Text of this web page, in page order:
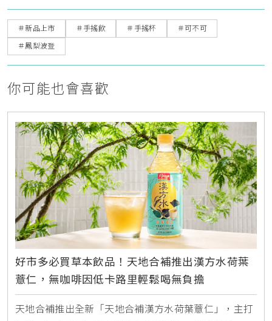
＃新品上市 ＃手搖飲 ＃手搖杯
＃可不可
＃鳳梨波登
你可能也會喜歡
好市多必買草本飲品！天地合補推出漢方水荷葉
薏仁，無咖啡因低卡路里輕鬆喝無負擔
天地合補推出全新「天地合補漢方水荷葉薏仁」，主打